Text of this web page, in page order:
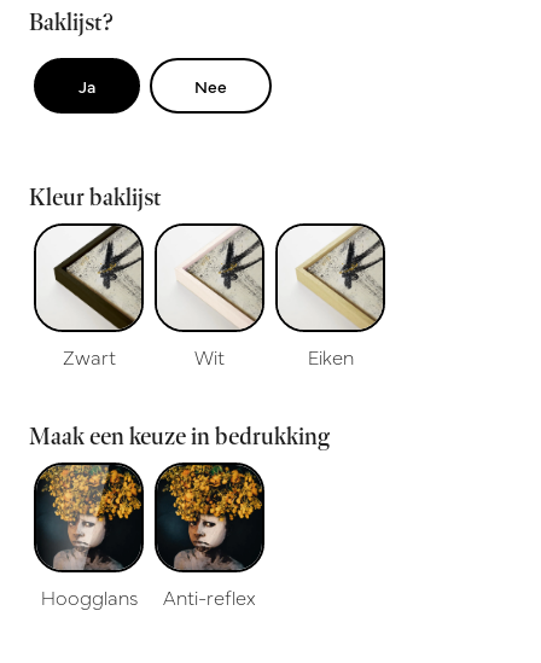
Baklijst?
Ja Nee
Kleur baklijst
Zwart Wit Eiken
Maak een keuze in bedrukking
Hoogglans Anti-reflex